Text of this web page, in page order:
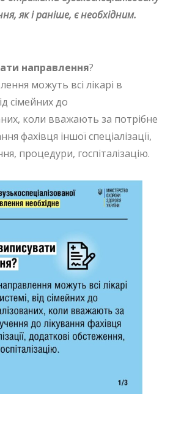
як і раніше, є необхідним.
направлення?
можуть всі лікарі в
сімейних до
коли вважають за потрібне
фахівця іншої спеціалізації,
процедури, госпіталізацію.